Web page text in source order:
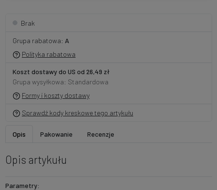
Brak
Grupa rabatowa: A
Polityka rabatowa
Koszt dostawy do US od 26,49 zł
Grupa wysyłkowa: Standardowa
Formy i koszty dostawy
Sprawdź kody kreskowe tego artykułu
Opis Pakowanie Recenzje
Opis artykułu
Parametry: